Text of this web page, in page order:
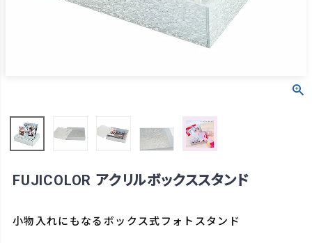
FUJICOLOR アクリルボックススタンド
小物入れにもなるボックス式フォトスタンド